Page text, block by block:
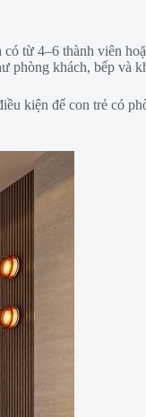
từ 4–6 thành viên
phòng khách, bếp và
kiện để con trẻ có